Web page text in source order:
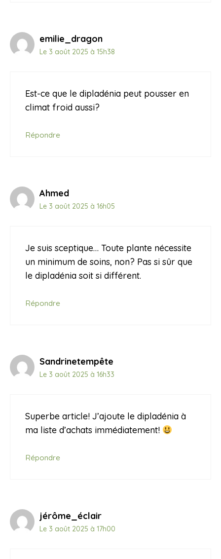
emilie_dragon
Le 3 août 2025 à 15h38
Est-ce que le dipladénia peut pousser en
climat froid aussi?
Répondre
Ahmed
Le 3 août 2025 à 16h05
Je suis sceptique… Toute plante nécessite
un minimum de soins, non? Pas si sûr que
le dipladénia soit si différent.
Répondre
Sandrinetempête
Le 3 août 2025 à 16h33
Superbe article! J’ajoute le dipladénia à
ma liste d’achats immédiatement!
Répondre
jérôme_éclair
Le 3 août 2025 à 17h00